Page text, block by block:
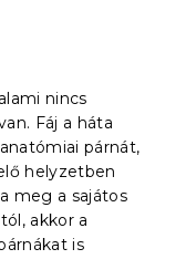
nincs
Fáj a háta
párnát,
helyzetben
meg a sajátos
akkor a
is